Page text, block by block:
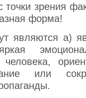
точки зрения
форма!
являются а)
или